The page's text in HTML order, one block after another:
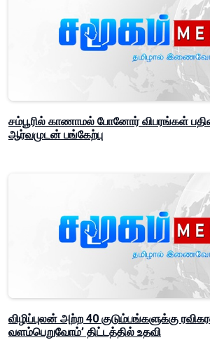
சம்பூரில் காணாமல் போனோர் விபரங்கள்
ஆர்வமுடன் பங்கேற்பு
விழிப்புலன் அற்ற 40 குடும்பங்களுக்கு
வளம்பெறுவோம்’ திட்டத்தில் உதவி